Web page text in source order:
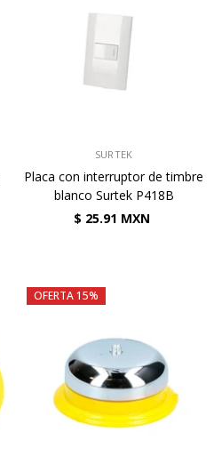
SURTEK
Placa con interruptor de timbre
blanco Surtek P418B
$ 25.91 MXN
OFERTA 15%